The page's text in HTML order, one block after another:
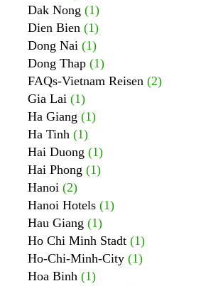
Dak Nong (1)
Dien Bien (1)
Dong Nai (1)
Dong Thap (1)
FAQs-Vietnam Reisen (2)
Gia Lai (1)
Ha Giang (1)
Ha Tinh (1)
Hai Duong (1)
Hai Phong (1)
Hanoi (2)
Hanoi Hotels (1)
Hau Giang (1)
Ho Chi Minh Stadt (1)
Ho-Chi-Minh-City (1)
Hoa Binh (1)